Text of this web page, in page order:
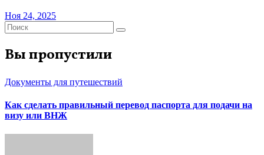
Ноя 24, 2025
Вы пропустили
Документы для путешествий
Как сделать правильный перевод паспорта для подачи на
визу или ВНЖ